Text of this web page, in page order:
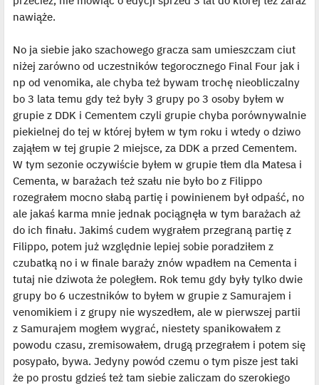
nawiąże.
No ja siebie jako szachowego gracza sam umieszczam ciut
niżej zarówno od uczestników tegorocznego Final Four jak i
np od venomika, ale chyba też bywam trochę nieobliczalny
bo 3 lata temu gdy też były 3 grupy po 3 osoby byłem w
grupie z DDK i Cementem czyli grupie chyba porównywalnie
piekielnej do tej w której byłem w tym roku i wtedy o dziwo
zająłem w tej grupie 2 miejsce, za DDK a przed Cementem.
W tym sezonie oczywiście byłem w grupie tłem dla Matesa i
Cementa, w barażach też szału nie było bo z Filippo
rozegrałem mocno słabą partię i powinienem był odpaść, no
ale jakaś karma mnie jednak pociągnęła w tym barażach aż
do ich finału. Jakimś cudem wygrałem przegraną partię z
Filippo, potem już względnie lepiej sobie poradziłem z
czubatką no i w finale baraży znów wpadłem na Cementa i
tutaj nie dziwota że poległem. Rok temu gdy były tylko dwie
grupy bo 6 uczestników to byłem w grupie z Samurajem i
venomikiem i z grupy nie wyszedłem, ale w pierwszej partii
z Samurajem mogłem wygrać, niestety spanikowałem z
powodu czasu, zremisowałem, drugą przegrałem i potem się
posypało, bywa. Jedyny powód czemu o tym pisze jest taki
że po prostu gdzieś też tam siebie zaliczam do szerokiego